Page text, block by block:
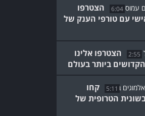
6:04
הצטרפו
עם טורפי הענק של
2:55
הצטרפו אלינו
ביותר בעולם
5:11
קחו
הטרופית של